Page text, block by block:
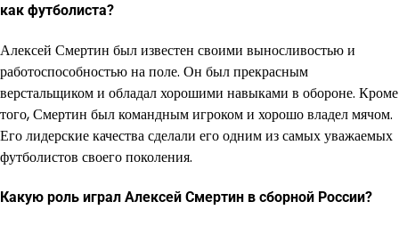
как футболиста?
Алексей Смертин был известен своими выносливостью и
работоспособностью на поле. Он был прекрасным
верстальщиком и обладал хорошими навыками в обороне. Кроме
того, Смертин был командным игроком и хорошо владел мячом.
Его лидерские качества сделали его одним из самых уважаемых
футболистов своего поколения.
Какую роль играл Алексей Смертин в сборной России?